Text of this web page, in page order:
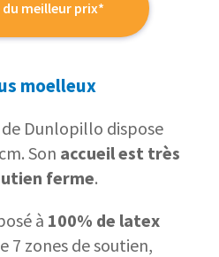
meilleur prix*
moelleux
de Dunlopillo dispose
Son accueil est très
ferme.
à 100% de latex
7 zones de soutien,